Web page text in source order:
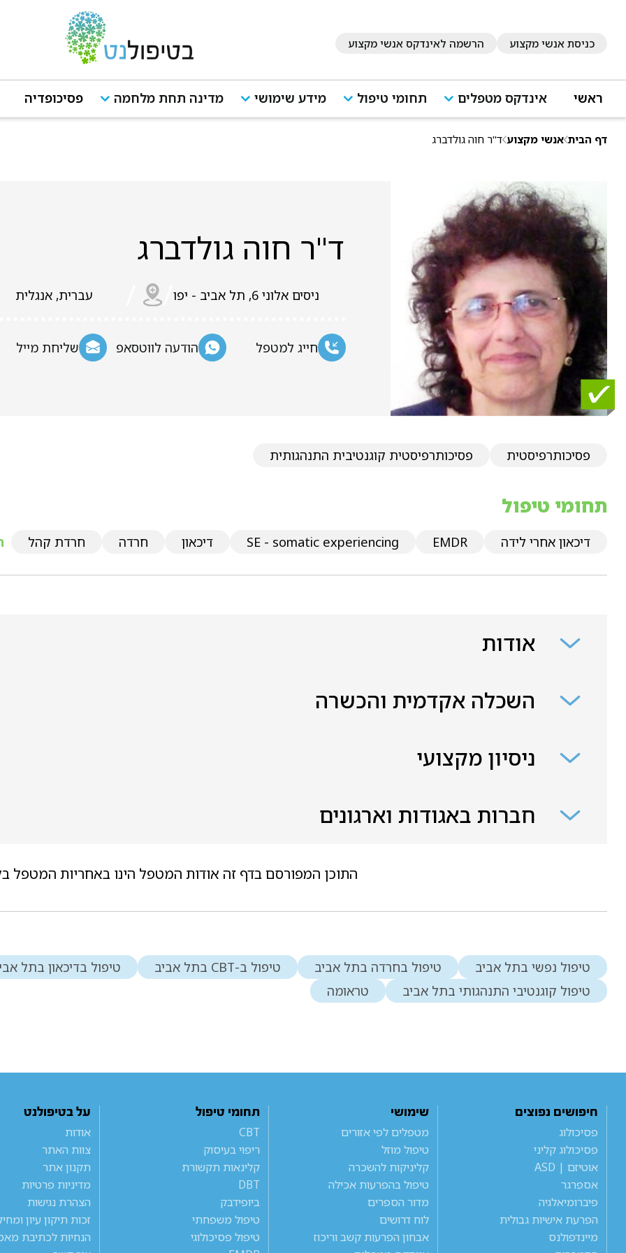
כניסת אנשי מקצוע הרשמה לאינדקס אנשי מקצוע
ראשי אינדקס מטפלים תחומי טיפול מידע שימושי מדינה תחת מלחמה פסיכופדיה
דף הבית אנשי מקצוע ד"ר חוה גולדברג
ד"ר חוה גולדברג
ניסים אלוני 6, תל אביב - יפו עברית, אנגלית
חייג למטפל הודעה לווטסאפ שליחת מייל
פסיכותרפיסטית פסיכותרפיסטית קוגנטיבית התנהגותית
תחומי טיפול
דיכאון אחרי לידה EMDR
SE - somatic experiencing דיכאון חרדה חרדת קהל
אודות
השכלה אקדמית והכשרה
ניסיון מקצועי
חברות באגודות וארגונים
התוכן המפורסם בדף זה אודות המטפל הינו באחריות המטפל
טיפול נפשי בתל אביב טיפול בחרדה בתל אביב טיפול ב-CBT בתל אביב
טיפול בדיכאון בתל
טיפול קוגנטיבי התנהגותי בתל אביב
טראומה
חיפושים נפוצים
פסיכולוג
פסיכולוג קליני
אוטיזם | ASD
אספרגר
פיברומיאלגיה
הפרעת אישיות גבולית
מיינדפולנס
שימושי
מטפלים לפי אזורים
טיפול מוזל
קליניקות להשכרה
טיפול בהפרעות אכילה
מדור הספרים
לוח דרושים
אבחון הפרעות קשב וריכוז
תחומי טיפול
CBT
ריפוי בעיסוק
קלינאות תקשורת
DBT
ביופידבק
טיפול משפחתי
טיפול פסיכולוגי
על בטיפולנט
אודות
צוות האתר
תקנון אתר
מדיניות פרטיות
הצהרת נגישות
זכות תיקון עיון
הנחיות לכתיבת